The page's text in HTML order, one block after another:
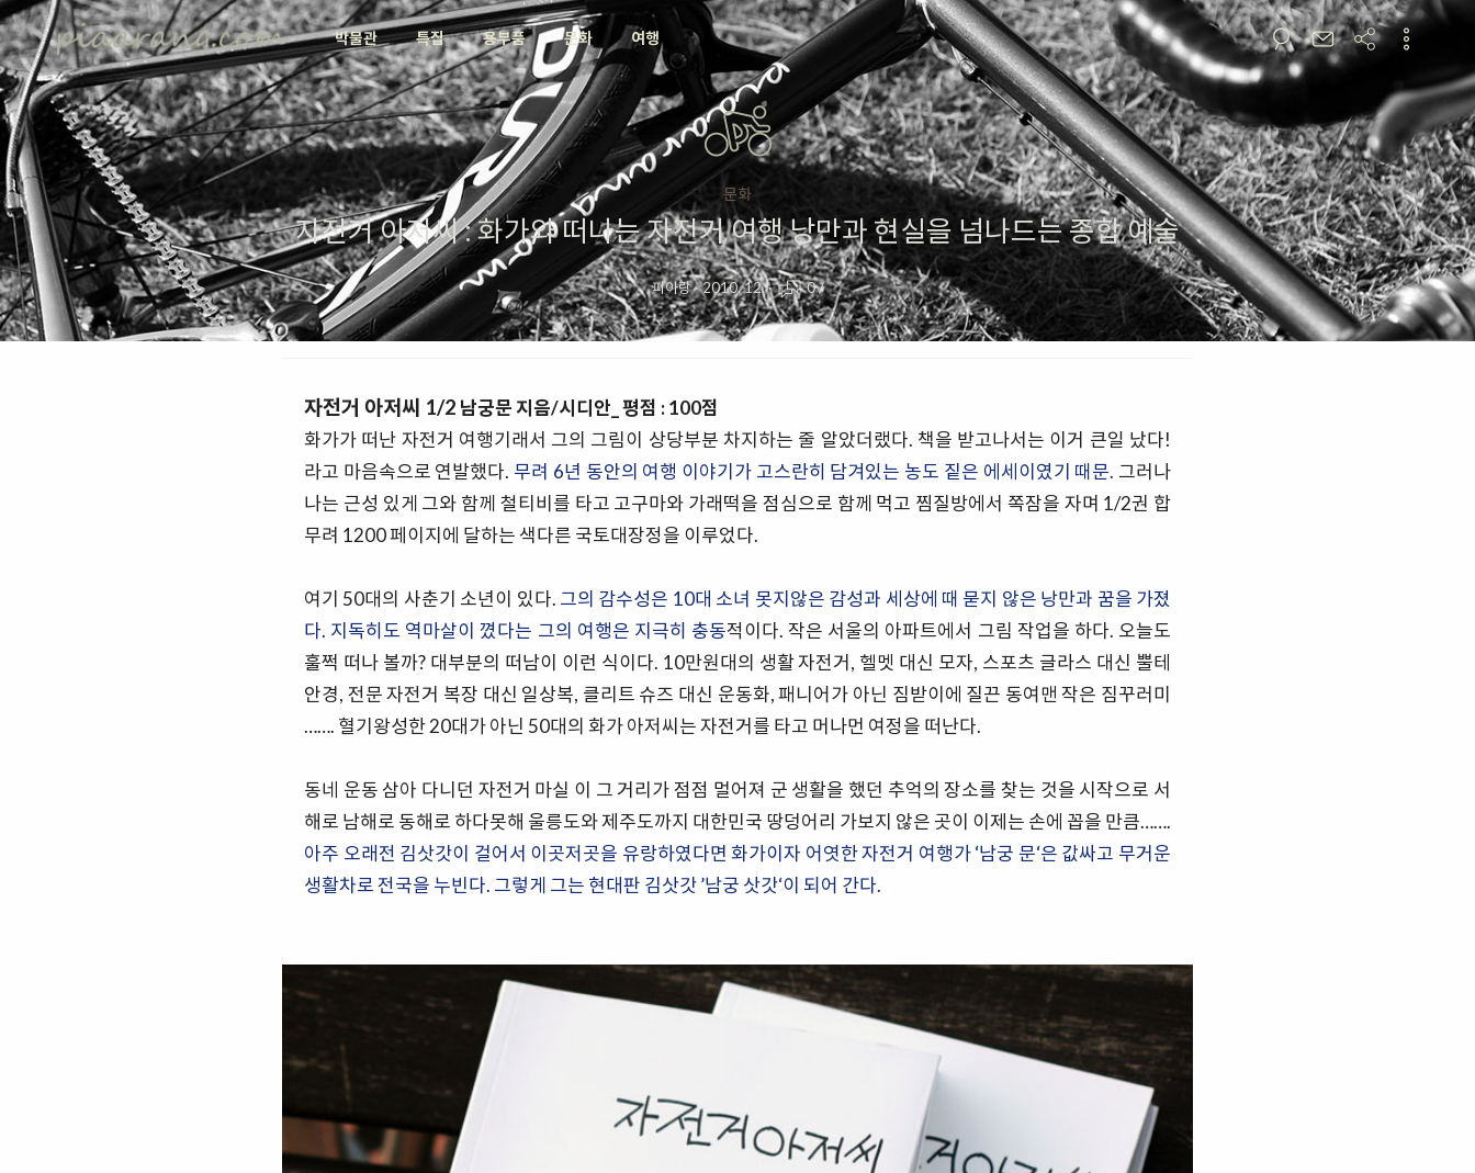
박물관 특집 용부품 문화 여행
문화
자전거 아저씨 : 화가와 떠나는 자전거 여행 낭만과 현실을 넘나드는 종합 예술
피아랑·2010. 12.· 0/
자전거 아저씨 1/2 남궁문 지음/시디안_ 평점 : 100점
화가가 떠난 자전거 여행기래서 그의 그림이 상당부분 차지하는 줄 알았더랬다. 책을 받고나서는 이거 큰일 났다!
라고 마음속으로 연발했다. 무려 6년 동안의 여행 이야기가 고스란히 담겨있는 농도 짙은 에세이였기 때문. 그러나
나는 근성 있게 그와 함께 철티비를 타고 고구마와 가래떡을 점심으로 함께 먹고 찜질방에서 쪽잠을 자며 1/2권 합
무려 1200 페이지에 달하는 색다른 국토대장정을 이루었다.
여기 50대의 사춘기 소년이 있다. 그의 감수성은 10대 소녀 못지않은 감성과 세상에 때 묻지 않은 낭만과 꿈을 가졌
다. 지독히도 역마살이 꼈다는 그의 여행은 지극히 충동적이다. 작은 서울의 아파트에서 그림 작업을 하다. 오늘도
훌쩍 떠나 볼까? 대부분의 떠남이 이런 식이다. 10만원대의 생활 자전거, 헬멧 대신 모자, 스포츠 글라스 대신 뿔테
안경, 전문 자전거 복장 대신 일상복, 클리트 슈즈 대신 운동화, 패니어가 아닌 짐받이에 질끈 동여맨 작은 짐꾸러미
……. 혈기왕성한 20대가 아닌 50대의 화가 아저씨는 자전거를 타고 머나먼 여정을 떠난다.
동네 운동 삼아 다니던 자전거 마실 이 그 거리가 점점 멀어져 군 생활을 했던 추억의 장소를 찾는 것을 시작으로 서
해로 남해로 동해로 하다못해 울릉도와 제주도까지 대한민국 땅덩어리 가보지 않은 곳이 이제는 손에 꼽을 만큼…….
아주 오래전 김삿갓이 걸어서 이곳저곳을 유랑하였다면 화가이자 어엿한 자전거 여행가 ‘남궁 문‘은 값싸고 무거운
생활차로 전국을 누빈다. 그렇게 그는 현대판 김삿갓 ’남궁 삿갓‘이 되어 간다.